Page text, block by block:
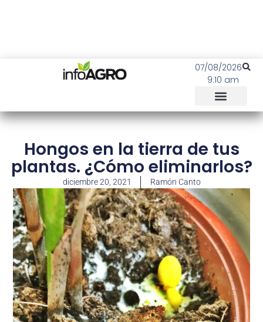
07/08/2026
9:10 am
Hongos en la tierra de tus
plantas. ¿Cómo eliminarlos?
diciembre 20, 2021 Ramón Canto